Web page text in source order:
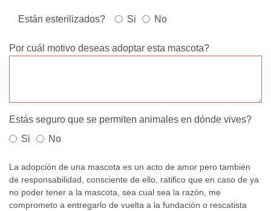
Están esterilizados? Si No
Por cuál motivo deseas adoptar esta mascota?
Estás seguro que se permiten animales en dónde vives?
Si
No
La adopción de una mascota es un acto de amor pero también
de responsabilidad, consciente de ello, ratifico que en caso de ya
no poder tener a la mascota, sea cual sea la razón, me
comprometo a entregarlo de vuelta a la fundación o rescatista